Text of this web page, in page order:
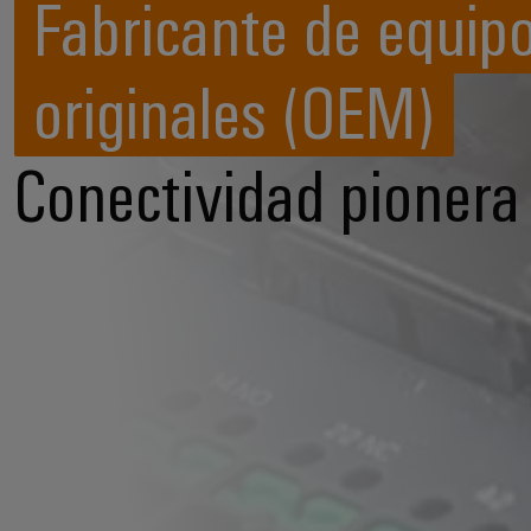
Fabricante de
originales (OEM)
Conectividad pionera